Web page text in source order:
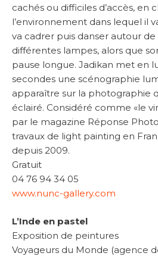
cachés ou difficiles d’accès, en
l’environnement dans lequel il
va cadrer puis danser autour de
différentes lampes, alors que
pause longue. Jadikan met en
secondes une scénographie
apparaître sur la photographie
éclairé. Considéré comme «le
par le magazine Réponse
travaux de light painting en
depuis 2009.
Gratuit
04 76 94 34 05
www.nunc-gallery.com
L’Inde en pastel
Exposition de peintures
Voyageurs du Monde (agence